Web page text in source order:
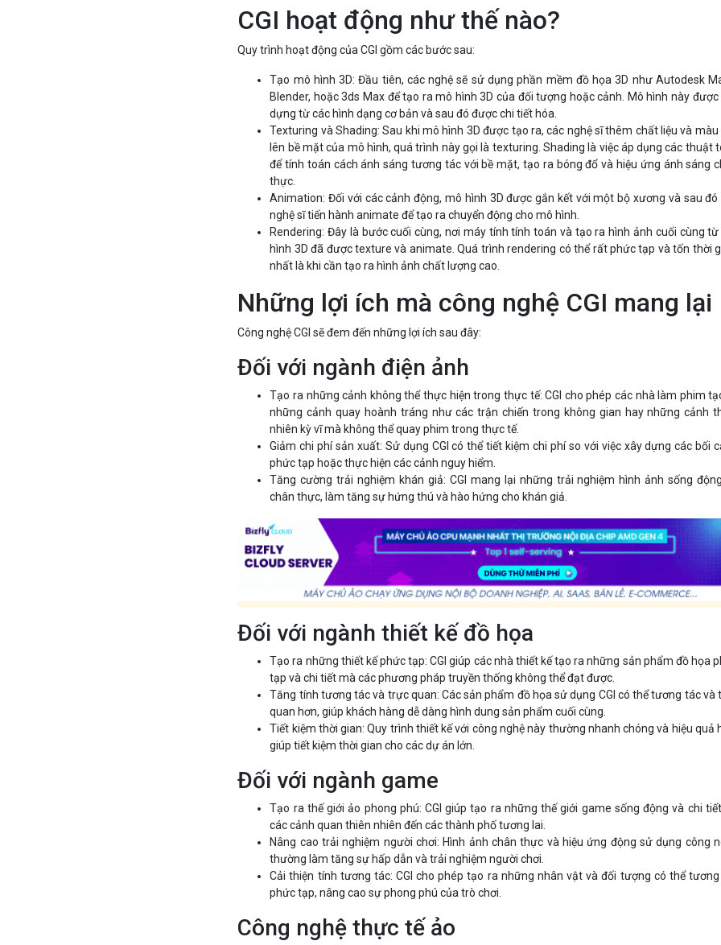
CGI hoạt động như thế nào?
Quy trình hoạt động của CGI gồm các bước sau:
Tạo mô hình 3D: Đầu tiên, các nghệ sẽ sử dụng phần mềm đồ họa 3D như Autodesk
Blender, hoặc 3ds Max để tạo ra mô hình 3D của đối tượng hoặc cảnh. Mô hình này được
dựng từ các hình dạng cơ bản và sau đó được chi tiết hóa.
Texturing và Shading: Sau khi mô hình 3D được tạo ra, các nghệ sĩ thêm chất liệu và màu
lên bề mặt của mô hình, quá trình này gọi là texturing. Shading là việc áp dụng các thuật
để tính toán cách ánh sáng tương tác với bề mặt, tạo ra bóng đổ và hiệu ứng ánh sáng
thực.
Animation: Đối với các cảnh động, mô hình 3D được gắn kết với một bộ xương và sau đó
nghệ sĩ tiến hành animate để tạo ra chuyển động cho mô hình.
Rendering: Đây là bước cuối cùng, nơi máy tính tính toán và tạo ra hình ảnh cuối cùng từ
hình 3D đã được texture và animate. Quá trình rendering có thể rất phức tạp và tốn thời
nhất là khi cần tạo ra hình ảnh chất lượng cao.
Những lợi ích mà công nghệ CGI mang lại
Công nghệ CGI sẽ đem đến những lợi ích sau đây:
Đối với ngành điện ảnh
Tạo ra những cảnh không thể thực hiện trong thực tế: CGI cho phép các nhà làm phim
những cảnh quay hoành tráng như các trận chiến trong không gian hay những cảnh
nhiên kỳ vĩ mà không thể quay phim trong thực tế.
Giảm chi phí sản xuất: Sử dụng CGI có thể tiết kiệm chi phí so với việc xây dựng các bối
phức tạp hoặc thực hiện các cảnh nguy hiểm.
Tăng cường trải nghiệm khán giả: CGI mang lại những trải nghiệm hình ảnh sống
chân thực, làm tăng sự hứng thú và hào hứng cho khán giả.
Đối với ngành thiết kế đồ họa
Tạo ra những thiết kế phức tạp: CGI giúp các nhà thiết kế tạo ra những sản phẩm đồ họa
tạp và chi tiết mà các phương pháp truyền thống không thể đạt được.
Tăng tính tương tác và trực quan: Các sản phẩm đồ họa sử dụng CGI có thể tương tác và
quan hơn, giúp khách hàng dễ dàng hình dung sản phẩm cuối cùng.
Tiết kiệm thời gian: Quy trình thiết kế với công nghệ này thường nhanh chóng và hiệu quả
giúp tiết kiệm thời gian cho các dự án lớn.
Đối với ngành game
Tạo ra thế giới ảo phong phú: CGI giúp tạo ra những thế giới game sống động và chi
các cảnh quan thiên nhiên đến các thành phố tương lai.
Nâng cao trải nghiệm người chơi: Hình ảnh chân thực và hiệu ứng động sử dụng công
thường làm tăng sự hấp dẫn và trải nghiệm người chơi.
Cải thiện tính tương tác: CGI cho phép tạo ra những nhân vật và đối tượng có thể
phức tạp, nâng cao sự phong phú của trò chơi.
Công nghệ thực tế ảo